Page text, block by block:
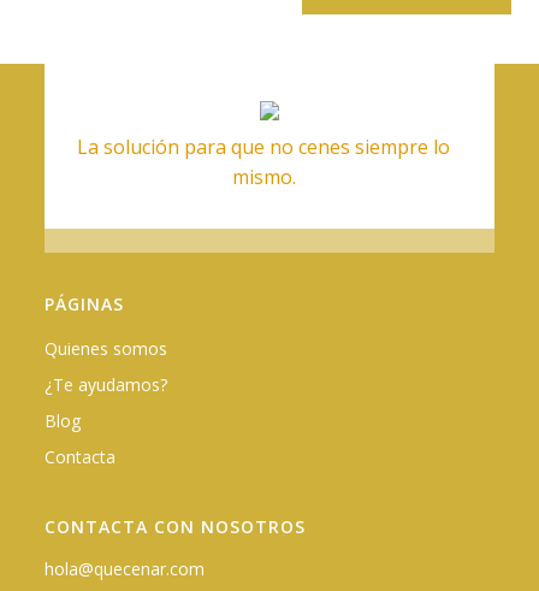
La solución para que no cenes siempre lo
mismo.
PÁGINAS
Quienes somos
¿Te ayudamos?
Blog
Contacta
CONTACTA CON NOSOTROS
hola@quecenar.com